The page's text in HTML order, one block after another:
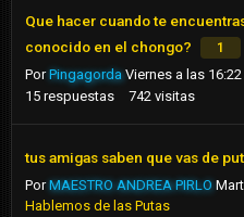
Que hacer cuando te
conocido en el chongo?
1
PorPingagorda Viernes a las 16:22
15 respuestas 742 visitas
tus amigas saben que vas de
PorMAESTRO ANDREA PIRLO
Hablemos de las Putas